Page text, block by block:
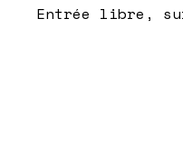
Entrée libre,